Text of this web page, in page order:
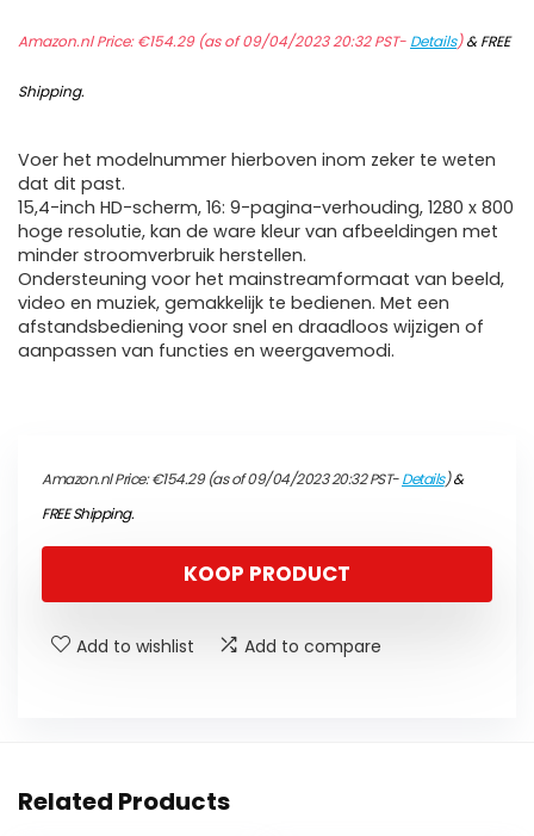
Amazon.nl Price:€154.29(as of 09/04/2023 20:32 PST- Details)&FREE
Shipping.
Voer het modelnummer hierboven inom zeker te weten
dat dit past.
15,4-inch HD-scherm, 16: 9-pagina-verhouding, 1280 x 800
hoge resolutie, kan de ware kleur van afbeeldingen met
minder stroomverbruik herstellen.
Ondersteuning voor het mainstreamformaat van beeld,
video en muziek, gemakkelijk te bedienen. Met een
afstandsbediening voor snel en draadloos wijzigen of
aanpassen van functies en weergavemodi.
Amazon.nl Price:€154.29(as of 09/04/2023 20:32 PST-Details)&
FREE Shipping.
KOOP PRODUCT
Add to wishlist Add to compare
Related Products